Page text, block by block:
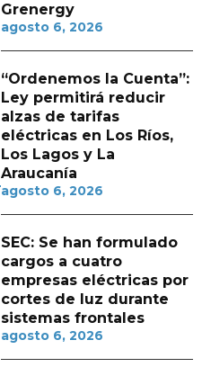
Grenergy
agosto 6, 2026
“Ordenemos la Cuenta”:
Ley permitirá reducir
alzas de tarifas
eléctricas en Los Ríos,
Los Lagos y La
Araucanía
agosto 6, 2026
SEC: Se han formulado
cargos a cuatro
empresas eléctricas por
cortes de luz durante
sistemas frontales
agosto 6, 2026